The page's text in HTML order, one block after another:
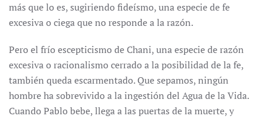
más que lo es, sugiriendo fideísmo, una especie de fe
excesiva o ciega que no responde a la razón.
Pero el frío escepticismo de Chani, una especie de razón
excesiva o racionalismo cerrado a la posibilidad de la fe,
también queda escarmentado. Que sepamos, ningún
hombre ha sobrevivido a la ingestión del Agua de la Vida.
Cuando Pablo bebe, llega a las puertas de la muerte, y